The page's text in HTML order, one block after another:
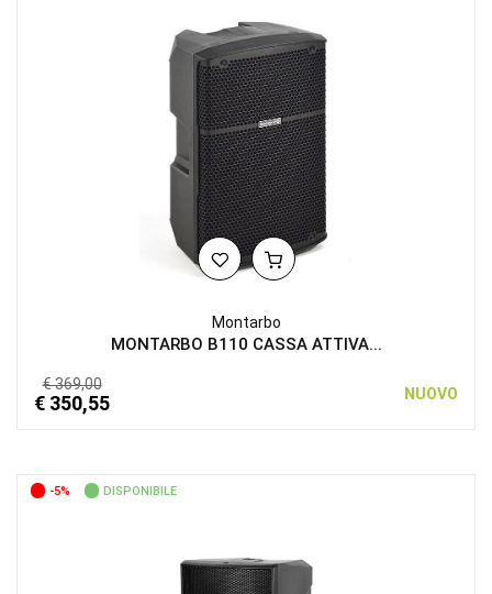
Montarbo
MONTARBO B110 CASSA ATTIVA...
€ 369,00
€ 350,55 NUOVO
-5% DISPONIBILE